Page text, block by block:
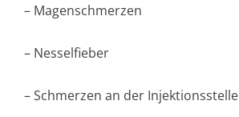
– Magenschmerzen
– Nesselfieber
– Schmerzen an der Injektionsstelle